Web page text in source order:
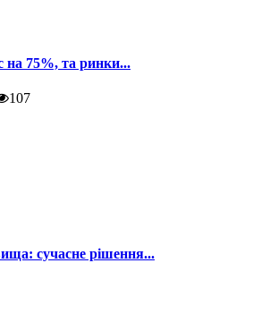
на 75%, та ринки...
107
сучасне рішення...